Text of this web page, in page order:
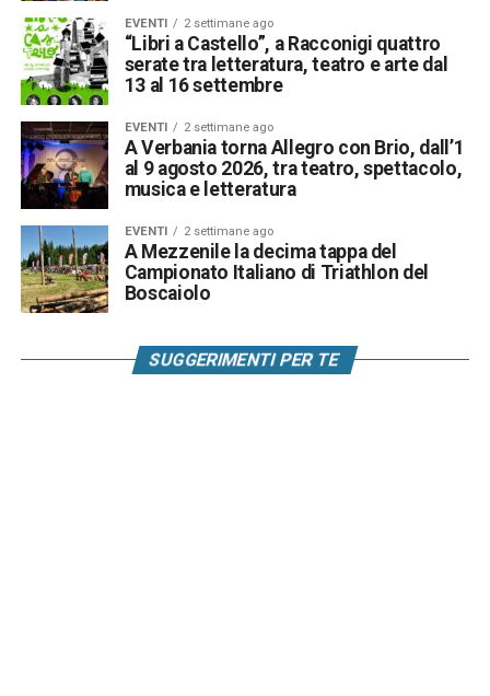
EVENTI 2 settimane ago
“Libri a Castello”, a Racconigi quattro
serate tra letteratura, teatro e arte dal
13 al 16 settembre
EVENTI 2 settimane ago
A Verbania torna Allegro con Brio, dall’1
al 9 agosto 2026, tra teatro, spettacolo,
musica e letteratura
EVENTI 2 settimane ago
A Mezzenile la decima tappa del
Campionato Italiano di Triathlon del
Boscaiolo
SUGGERIMENTI PER TE